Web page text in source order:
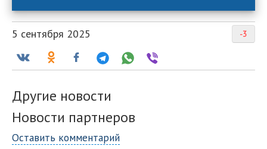
-3
5 сентября 2025
Другие новости
Новости партнеров
Оставить комментарий